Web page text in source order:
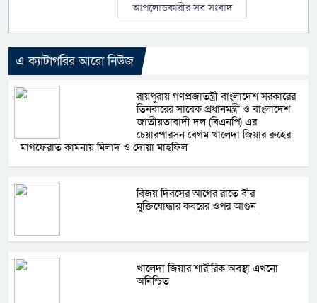
আপলোডকারীর সব সংবাদ
এ ক্যাটাগরির আরো নিউজ
রায়পুরায় গণপ্রজাতন্ত্রী বাংলাদেশ সরকারের
তিনবারের সাবেক প্রধানমন্ত্রী ও বাংলাদেশ
জাতীয়তাবাদী দল (বিএনপি) এর
চেয়ারপারসন বেগম খালেদা জিয়ার রুহের
মাগফেরাত কামনায় মিলাদ ও দোয়া মাহফিল
বিজয় দিবসের আগের রাতে বীর
মুক্তিযোদ্ধার কবরের ওপর আগুন
খালেদা জিয়ার শারীরিক অবস্থা এখনো
অনিশ্চিত